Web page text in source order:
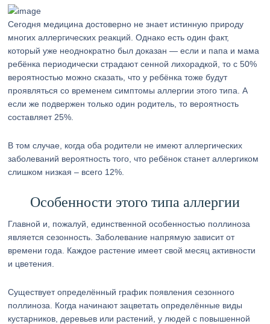
Сегодня медицина достоверно не знает истинную природу
многих аллергических реакций. Однако есть один факт,
который уже неоднократно был доказан — если и папа и мама
ребёнка периодически страдают сенной лихорадкой, то с 50%
вероятностью можно сказать, что у ребёнка тоже будут
проявляться со временем симптомы аллергии этого типа. А
если же подвержен только один родитель, то вероятность
составляет 25%.
В том случае, когда оба родители не имеют аллергических
заболеваний вероятность того, что ребёнок станет аллергиком
слишком низкая – всего 12%.
Особенности этого типа аллергии
Главной и, пожалуй, единственной особенностью поллиноза
является сезонность. Заболевание напрямую зависит от
времени года. Каждое растение имеет свой месяц активности
и цветения.
Существует определённый график появления сезонного
поллиноза. Когда начинают зацветать определённые виды
кустарников, деревьев или растений, у людей с повышенной